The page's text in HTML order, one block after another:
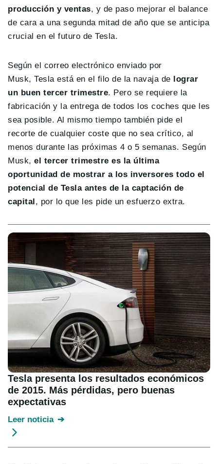
producción y ventas, y de paso mejorar el balance
de cara a una segunda mitad de año que se anticipa
crucial en el futuro de Tesla.
Según el correo electrónico enviado por
Musk, Tesla está en el filo de la navaja de lograr
un buen tercer trimestre. Pero se requiere la
fabricación y la entrega de todos los coches que les
sea posible. Al mismo tiempo también pide el
recorte de cualquier coste que no sea crítico, al
menos durante las próximas 4 o 5 semanas. Según
Musk,el tercer trimestre es la última
oportunidad de mostrar a los inversores todo el
potencial de Tesla antes de la captación de
capital, por lo que les pide un esfuerzo extra.
Tesla presenta los resultados económicos
de 2015. Más pérdidas, pero buenas
expectativas
Leer noticia